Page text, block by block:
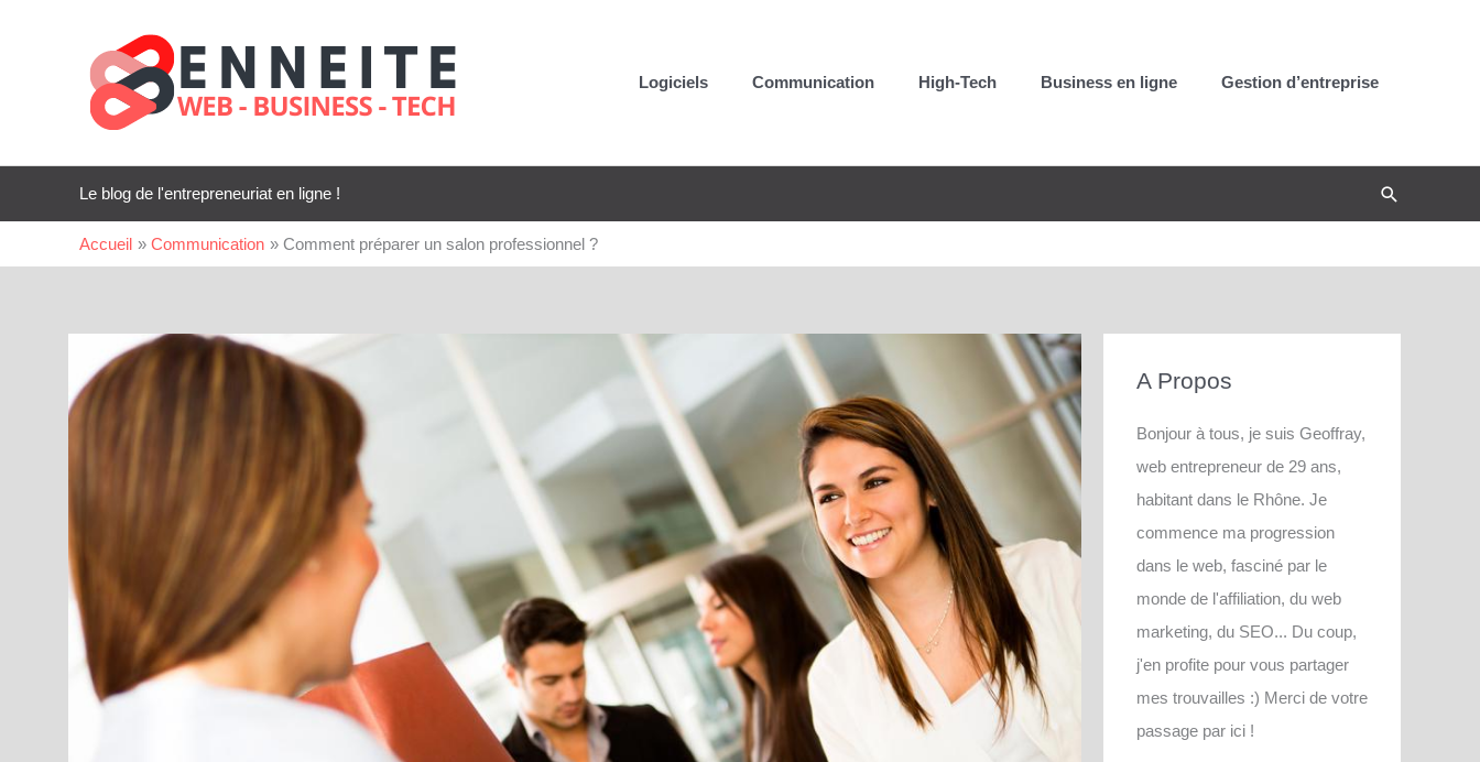
Logiciels
Communication High-Tech Business en ligne Gestion d’entreprise
Le blog de l'entrepreneuriat en ligne !
Accueil Communication Comment préparer un salon professionnel ?
A Propos
Bonjour à tous, je suis Geoffray,
web entrepreneur de 29 ans,
habitant dans le Rhône. Je
commence ma progression
dans le web, fasciné par le
monde de l'affiliation, du web
marketing, du SEO... Du coup,
j'en profite pour vous partager
mes trouvailles :) Merci de votre
passage par ici !